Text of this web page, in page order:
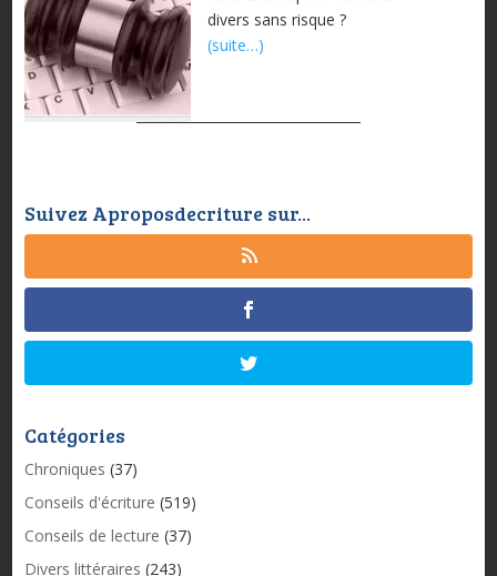
divers sans risque ?
(suite…)
Suivez Aproposdecriture sur...
Catégories
Chroniques (37)
Conseils d'écriture (519)
Conseils de lecture (37)
Divers littéraires (243)